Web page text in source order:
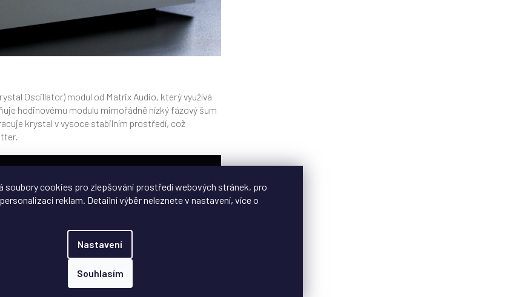
soubory cookies pro zlepšování prostředí webových stránek, pro
reklam. Detailní výběr neleznete v nastavení, více o
Nastavení
Souhlasím
Oscillator) modul od Matrix Audio, který využívá
hodinovému modulu mimořádně nízký fázový šum
krystal v vysoce stabilním prostředí, což